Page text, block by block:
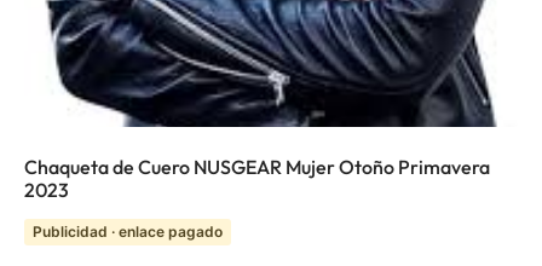
Chaqueta de Cuero NUSGEAR Mujer Otoño Primavera
2023
Publicidad · enlace pagado